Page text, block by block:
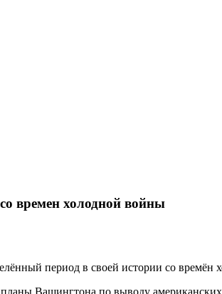
времен холодной войны
период в своей истории со времён